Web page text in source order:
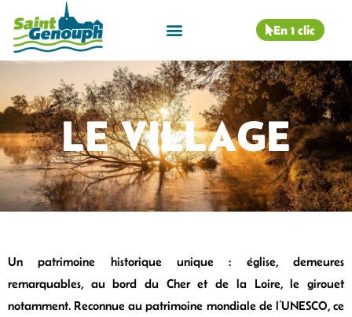
En 1 clic
LE VILLAGE
Un patrimoine historique unique : église, demeures
remarquables, au bord du Cher et de la Loire, le girouet
notamment. Reconnue au patrimoine mondiale de l’UNESCO, ce